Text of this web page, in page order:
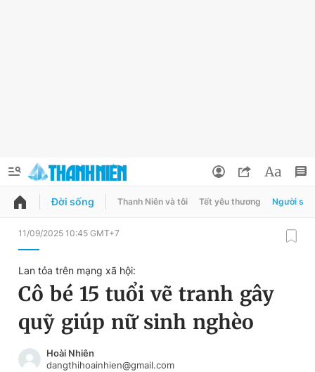
QUẢNG CÁO ĐẶT BÁO
Chuyên mục
Chuyên mục khác
Chào ngày mới Tin 24h
Đổi mật khẩu
Tin đã lưu
Đời sống Thanh Niên và tôi Tết yêu thương Người
11/09/2025 10:45 GMT+7
Lan tỏa trên mạng xã hội:
Cô bé 15 tuổi vẽ tranh gây
quỹ giúp nữ sinh nghèo
Hoài Nhiên
dangthihoainhien@gmail.com